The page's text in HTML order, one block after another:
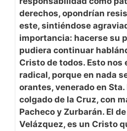
derechos, opondrían
este, sintiéndose
importancia: hacerse su
pudiera continuar
Cristo de todos. Esto
radical, porque en nada
orantes, venerado en
colgado de la Cruz, con
Pacheco y Zurbarán. El
Velázquez, es un Cristo